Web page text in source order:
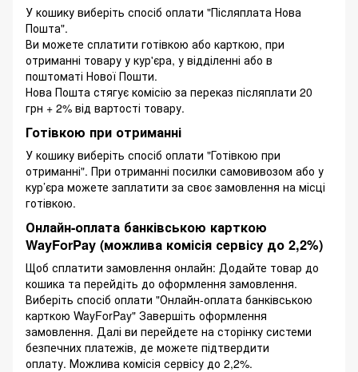
У кошику виберіть спосіб оплати "Післяплата Нова
Пошта".
Ви можете сплатити готівкою або карткою, при
отриманні товару у кур'єра, у відділенні або в
поштоматі Нової Пошти.
Нова Пошта стягує комісію за переказ післяплати 20
грн + 2% від вартості товару.
Готівкою при отриманні
У кошику виберіть спосіб оплати "Готівкою при
отриманні". При отриманні посилки самовивозом або у
кур’єра можете заплатити за своє замовлення на місці
готівкою.
Онлайн-оплата банківською карткою
WayForPay (можлива комісія сервісу до 2,2%)
Щоб сплатити замовлення онлайн: Додайте товар до
кошика та перейдіть до оформлення замовлення.
Виберіть спосіб оплати "Онлайн-оплата банківською
карткою WayForPay" Завершіть оформлення
замовлення. Далі ви перейдете на сторінку системи
безпечних платежів, де можете підтвердити
оплату. Можлива комісія сервісу до 2,2%.